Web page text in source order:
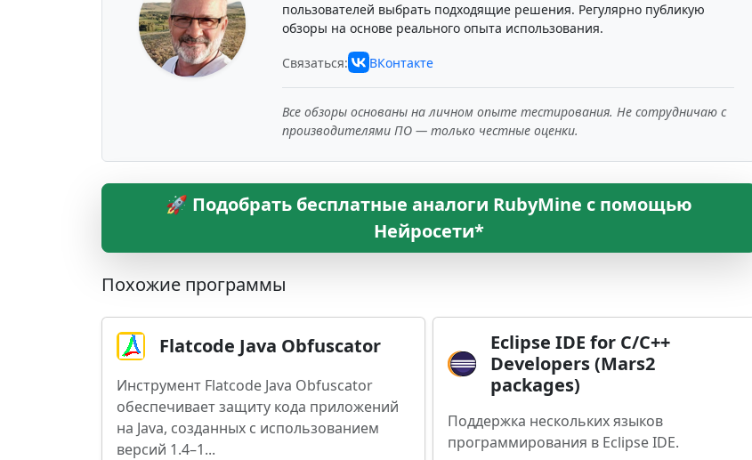
пользователей выбрать подходящие решения. Регулярно публикую
обзоры на основе реального опыта использования.
Связаться: ВКонтакте
Все обзоры основаны на личном опыте тестирования. Не сотрудничаю с
производителями ПО — только честные оценки.
🚀 Подобрать бесплатные аналоги RubyMine с помощью
Нейросети*
Похожие программы
Flatcode Java Obfuscator
Инструмент Flatcode Java Obfuscator
обеспечивает защиту кода приложений
на Java, созданных с использованием
версий 1.4–1...
Eclipse IDE for C/C++
Developers (Mars2
packages)
Поддержка нескольких языков
программирования в Eclipse IDE.